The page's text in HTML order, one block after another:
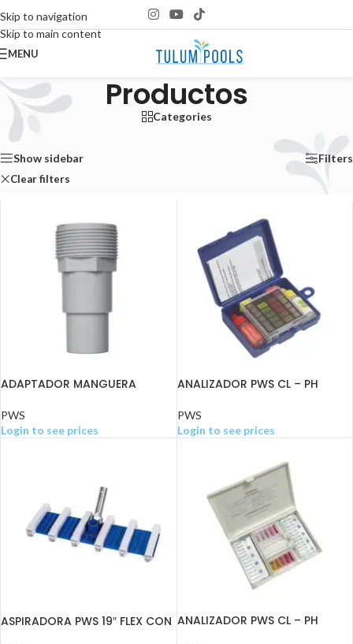
Skip to navigation
Skip to main content
MENU
Productos
Categories
Inicio
Show sidebar Filters
Clear filters
ADAPTADOR MANGUERA
PWS
Login to see prices
ANALIZADOR PWS CL – PH
PWS
Login to see prices
ANALIZADOR PWS CL – PH
ASPIRADORA PWS 19″ FLEX CON